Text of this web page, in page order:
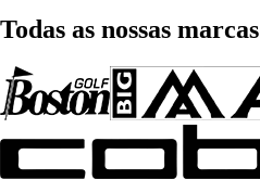
Todas as nossas marcas